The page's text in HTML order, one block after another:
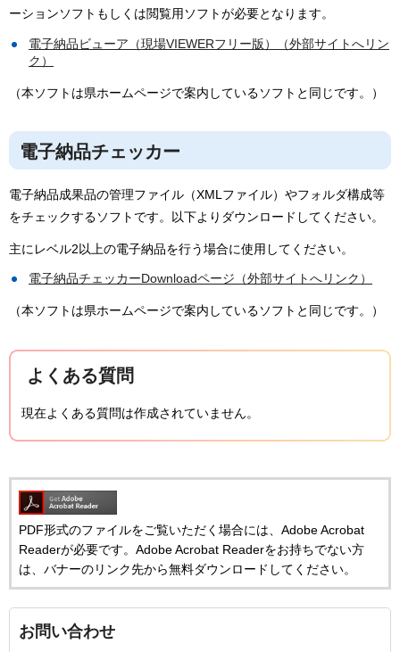
ーションソフトもしくは閲覧用ソフトが必要となります。
電子納品ビューア（現場VIEWERフリー版）（外部サイトへリン
ク）
（本ソフトは県ホームページで案内しているソフトと同じです。）
電子納品チェッカー
電子納品成果品の管理ファイル（XMLファイル）やフォルダ構成等
をチェックするソフトです。以下よりダウンロードしてください。
主にレベル2以上の電子納品を行う場合に使用してください。
電子納品チェッカーDownloadページ（外部サイトへリンク）
（本ソフトは県ホームページで案内しているソフトと同じです。）
よくある質問
現在よくある質問は作成されていません。
PDF形式のファイルをご覧いただく場合には、Adobe Acrobat
Readerが必要です。Adobe Acrobat Readerをお持ちでない方
は、バナーのリンク先から無料ダウンロードしてください。
お問い合わせ